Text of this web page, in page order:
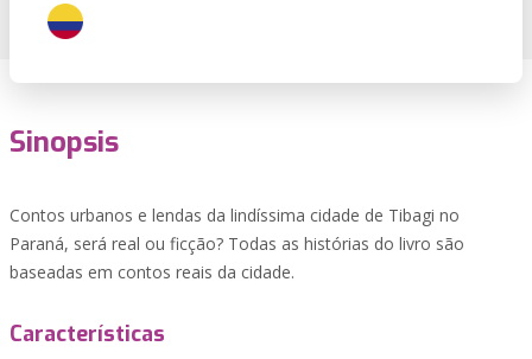
Sinopsis
Contos urbanos e lendas da lindíssima cidade de Tibagi no
Paraná, será real ou ficção? Todas as histórias do livro são
baseadas em contos reais da cidade.
Características